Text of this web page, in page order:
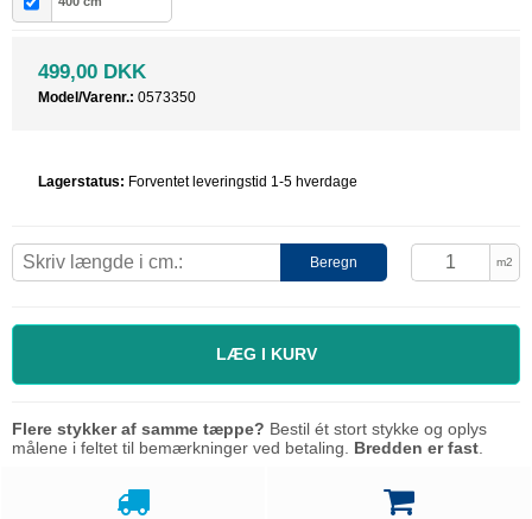
499,00 DKK
Model/Varenr.: 0573350
Lagerstatus: Forventet leveringstid 1-5 hverdage
Beregn m2
LÆG I KURV
Flere stykker af samme tæppe? Bestil ét stort stykke og oplys
målene i feltet til bemærkninger ved betaling. Bredden er fast